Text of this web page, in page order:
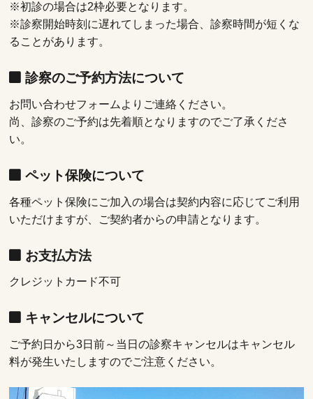
※初診の場合は2枠必要となります。
※診察開始時刻に遅れてしまった場合、診察時間が短くな
ることがあります。
診察のご予約方法について
お問い合わせフォームよりご連絡ください。
尚、診察のご予約は先着順となりますのでご了承くださ
い。
ペット保険について
各種ペット保険にご加入の場合は契約内容に応じてご利用
いただけますが、ご契約者からの申請となります。
お支払方法
クレジットカード不可
キャンセルについて
ご予約日から3日前～当日の診察キャンセルはキャンセル
料が発生いたしますのでご注意ください。